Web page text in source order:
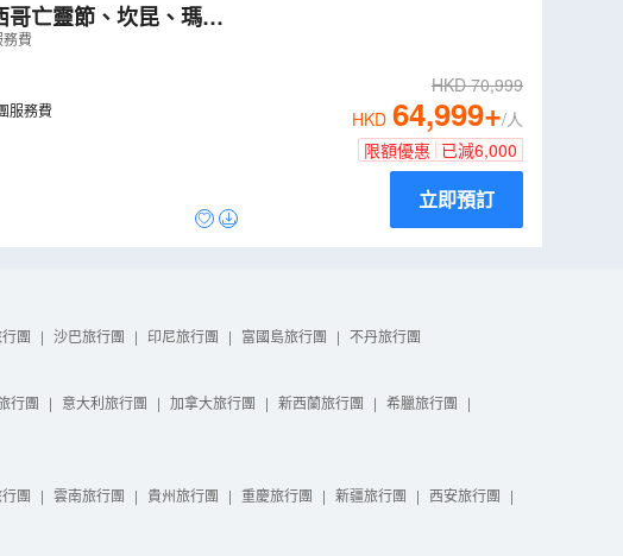
哥亡靈節、坎昆、瑪雅
全包價】《只辦1團：
費
服務費
HKD70,999
HKD 64,999+/人
限額優惠 已減6,000
立即預訂
團 | 沙巴旅行團 | 印尼旅行團 | 富國島旅行團 | 不丹旅行團
行團 | 意大利旅行團 | 加拿大旅行團 | 新西蘭旅行團 | 希臘旅行團 |
團 | 雲南旅行團 | 貴州旅行團 | 重慶旅行團 | 新疆旅行團 | 西安旅行團 |